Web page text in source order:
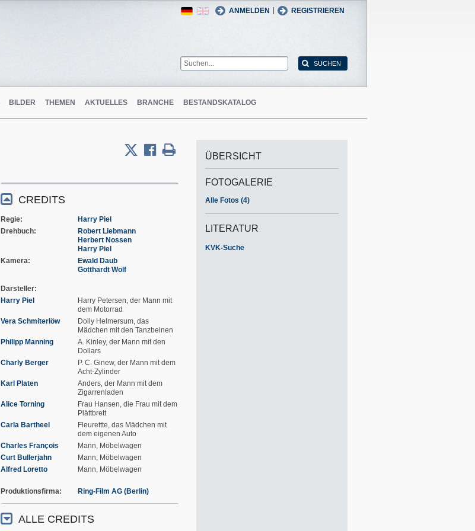
ANMELDEN REGISTRIEREN
English
German
BILDER THEMEN AKTUELLES BRANCHE BESTANDSKATALOG
CREDITS
Regie
Harry Piel
Drehbuch
Robert Liebmann
Herbert Nossen
Harry Piel
Kamera
Ewald Daub
Gotthardt Wolf
Darsteller
Harry Piel
Harry Petersen, der Mann mit
dem Motorrad
Vera Schmiterlöw
Dolly Helmersum, das
Mädchen mit den Tanzbeinen
Philipp Manning
A. Kinley, der Mann mit den
Dollars
Charly Berger
P. C. Ginew, der Mann mit dem
Acht-Zylinder
Karl Platen
Anders, der Mann mit dem
Zigarrenladen
Alice Torning
Frau Hansen, die Frau mit dem
Plättbrett
Carla Bartheel
Fleurettte, das Mädchen mit
dem eigenen Auto
Charles François
Mann, Möbelwagen
Curt Bullerjahn
Mann, Möbelwagen
Alfred Loretto
Mann, Möbelwagen
Produktionsfirma Ring-Film AG (Berlin)
ALLE CREDITS
ÜBERSICHT
FOTOGALERIE
Alle Fotos (4)
LITERATUR
KVK-Suche